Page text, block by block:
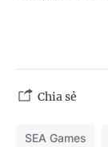
Chia sẻ
SEA Games